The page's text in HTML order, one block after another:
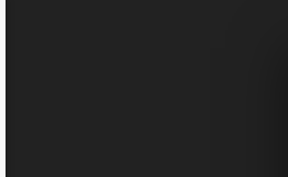
Sketchbook5, 스